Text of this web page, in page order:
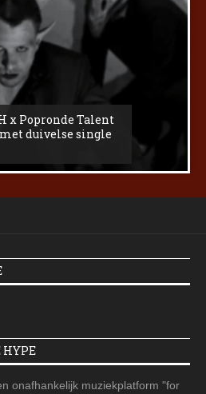
x Popronde Talent
met duivelse single
HYPE
onafhankelijk muziekplatform "for